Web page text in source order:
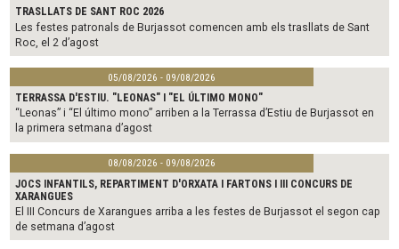
TRASLLATS DE SANT ROC 2026
Les festes patronals de Burjassot comencen amb els trasllats de Sant
Roc, el 2 d’agost
05/08/2026 - 09/08/2026
TERRASSA D'ESTIU. "LEONAS" I "EL ÚLTIMO MONO"
“Leonas” i “El último mono” arriben a la Terrassa d’Estiu de Burjassot en
la primera setmana d’agost
08/08/2026 - 09/08/2026
JOCS INFANTILS, REPARTIMENT D'ORXATA I FARTONS I III CONCURS DE
XARANGUES
El III Concurs de Xarangues arriba a les festes de Burjassot el segon cap
de setmana d’agost